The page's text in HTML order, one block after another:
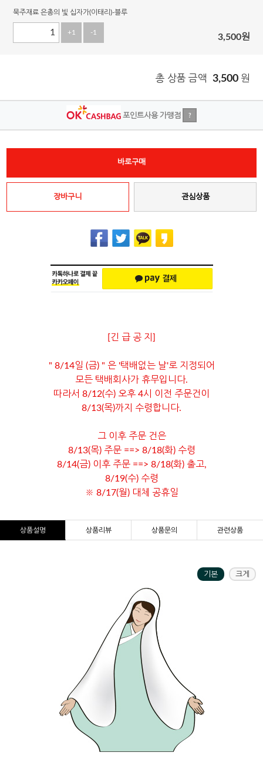
묵주재료 은총의 빛 십자가(이태리)-블루
+1 -1 3,500원
총 상품 금액 3,500 원
포인트사용 가맹점 ?
바로구매
장바구니 관심상품
[긴 급 공 지]
" 8/14일 (금) " 은 '택배없는 날'로 지정되어
모든 택배회사가 휴무입니다.
따라서 8/12(수) 오후 4시 이전 주문건이
8/13(목)까지 수령합니다.
그 이후 주문 건은
8/13(목) 주문 ==> 8/18(화) 수령
8/14(금) 이후 주문 ==> 8/18(화) 출고,
8/19(수) 수령
※ 8/17(월) 대체 공휴일
상품설명 상품리뷰 상품문의 관련상품
기본 크게